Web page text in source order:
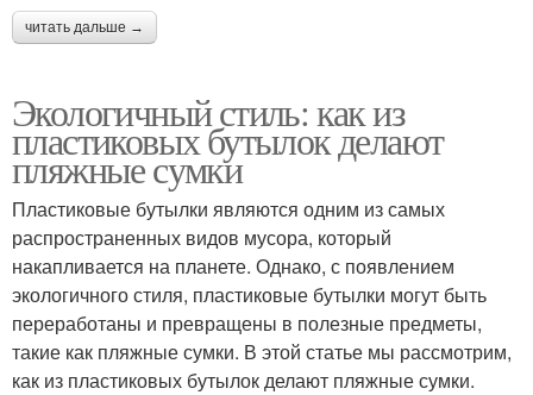
читать дальше →
Экологичный стиль: как из
пластиковых бутылок делают
пляжные сумки
Пластиковые бутылки являются одним из самых
распространенных видов мусора, который
накапливается на планете. Однако, с появлением
экологичного стиля, пластиковые бутылки могут быть
переработаны и превращены в полезные предметы,
такие как пляжные сумки. В этой статье мы рассмотрим,
как из пластиковых бутылок делают пляжные сумки.